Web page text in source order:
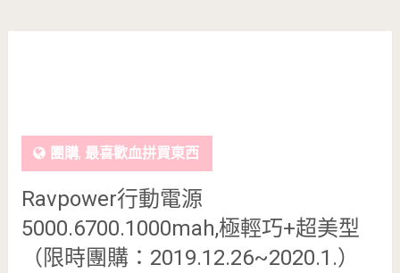
團購, 最喜歡血拼買東西
Ravpower行動電源
5000.6700.1000mah,極輕巧+超美型
（限時團購：2019.12.26~2020.1.）